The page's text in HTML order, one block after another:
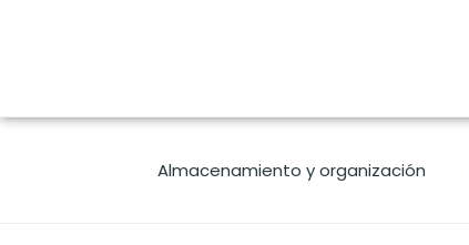
Almacenamiento y organización